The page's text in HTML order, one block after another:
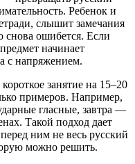
Ребенок и
слышит замечания
снова ошибется. Если
начинает
с напряжением.
занятие на 15–20
примеров. Например,
гласные, завтра —
Такой подход дает
ним не весь русский
можно решить.